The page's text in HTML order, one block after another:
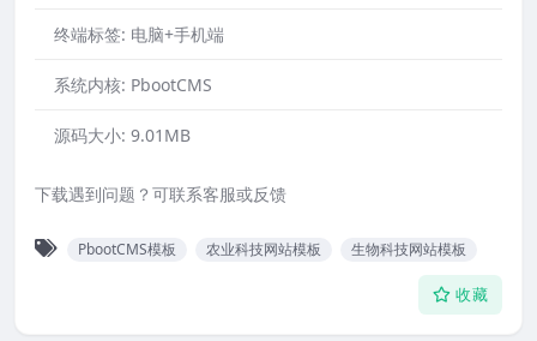
终端标签: 电脑+手机端
系统内核: PbootCMS
源码大小: 9.01MB
下载遇到问题？可联系客服或反馈
PbootCMS模板 农业科技网站模板 生物科技网站模板
收藏